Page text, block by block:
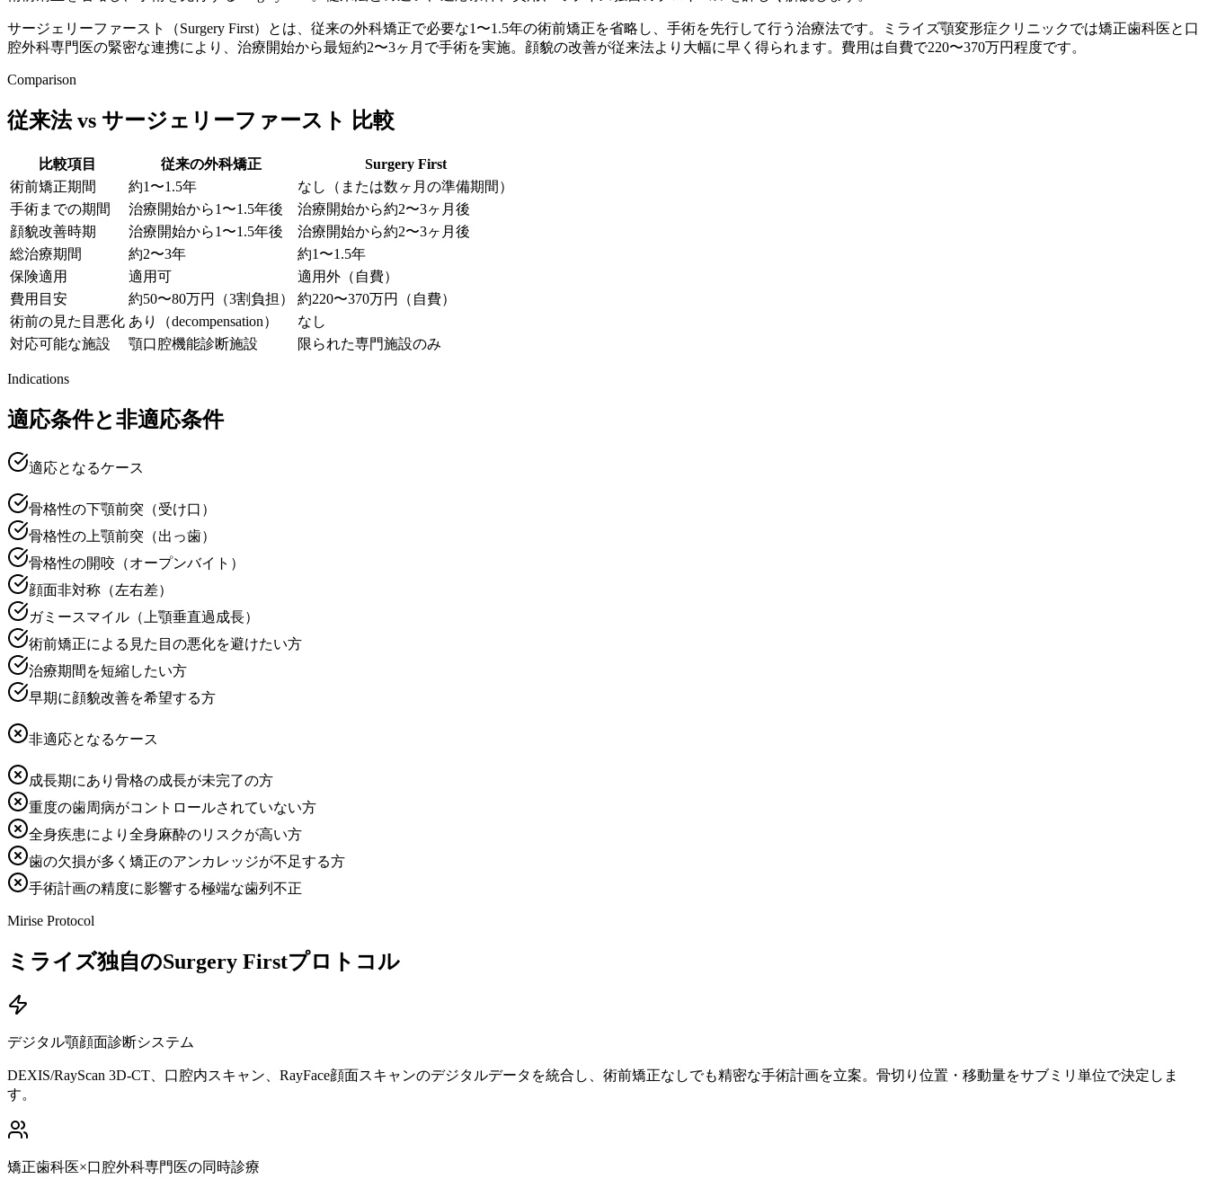
サージェリーファースト（Surgery First）とは、従来の外科矯正で必要な1〜1.5年の術前矯正を省略し、手術を先行して行う治療法です。ミライズ顎変形症クリニックでは矯正歯科医と口
腔外科専門医の緊密な連携により、治療開始から最短約2〜3ヶ月で手術を実施。顔貌の改善が従来法より大幅に早く得られます。費用は自費で220〜370万円程度です。
Comparison
従来法 vs サージェリーファースト 比較
比較項目 従来の外科矯正
Surgery First
術前矯正期間
約1〜1.5年
なし（または数ヶ月の準備期間）
手術までの期間
治療開始から1〜1.5年後
治療開始から約2〜3ヶ月後
顔貌改善時期
治療開始から1〜1.5年後
治療開始から約2〜3ヶ月後
総治療期間
約2〜3年
約1〜1.5年
保険適用
適用可
適用外（自費）
費用目安
約50〜80万円（3割負担）
約220〜370万円（自費）
術前の見た目悪化 あり（decompensation）
なし
対応可能な施設
顎口腔機能診断施設 限られた専門施設のみ
Indications
適応条件と非適応条件
適応となるケース
骨格性の下顎前突（受け口）
骨格性の上顎前突（出っ歯）
骨格性の開咬（オープンバイト）
顔面非対称（左右差）
ガミースマイル（上顎垂直過成長）
術前矯正による見た目の悪化を避けたい方
治療期間を短縮したい方
早期に顔貌改善を希望する方
非適応となるケース
成長期にあり骨格の成長が未完了の方
重度の歯周病がコントロールされていない方
全身疾患により全身麻酔のリスクが高い方
歯の欠損が多く矯正のアンカレッジが不足する方
手術計画の精度に影響する極端な歯列不正
Mirise Protocol
ミライズ独自のSurgery Firstプロトコル
デジタル顎顔面診断システム
DEXIS/RayScan 3D-CT、口腔内スキャン、RayFace顔面スキャンのデジタルデータを統合し、術前矯正なしでも精密な手術計画を立案。骨切り位置・移動量をサブミリ単位で決定しま
す。
矯正歯科医×口腔外科専門医の同時診療